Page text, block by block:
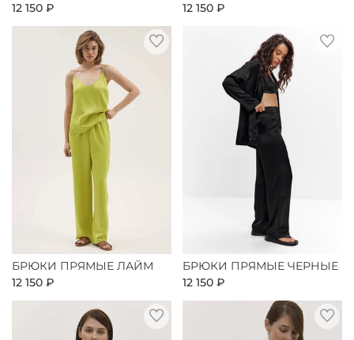
12 150 ₽
12 150 ₽
БРЮКИ ПРЯМЫЕ ЛАЙМ
12 150 ₽
БРЮКИ ПРЯМЫЕ ЧЕРНЫЕ
12 150 ₽